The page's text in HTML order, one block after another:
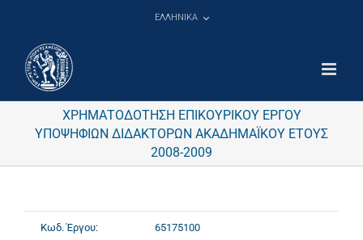
ΕΛΛΗΝΙΚΑ
ΧΡΗΜΑΤΟΔΟΤΗΣΗ ΕΠΙΚΟΥΡΙΚΟΥ ΕΡΓΟΥ
ΥΠΟΨΗΦΙΩΝ ΔΙΔΑΚΤΟΡΩΝ ΑΚΑΔΗΜΑΪΚΟΥ ΕΤΟΥΣ
2008-2009
Κωδ. Έργου: 65175100